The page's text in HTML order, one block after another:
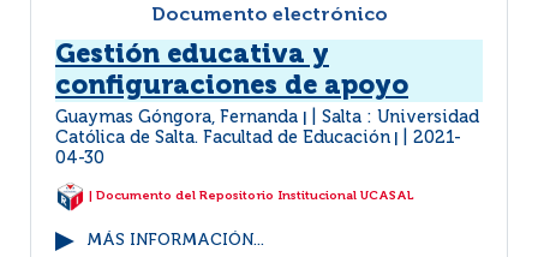
Documento electrónico
Gestión educativa y
configuraciones de apoyo
Guaymas Góngora, Fernanda
Salta : Universidad
Católica de Salta. Facultad de Educación
2021-
04-30
| Documento del Repositorio Institucional UCASAL
MÁS INFORMACIÓN...